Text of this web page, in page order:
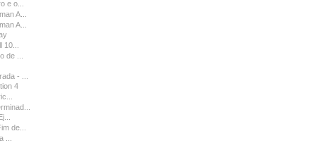
e o...
A...
A...
de ...
- ...
4
de...
...